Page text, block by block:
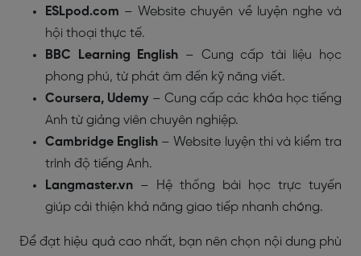
ESLpod.com – Website chuyên về luyện nghe và
hội thoại thực tế.
BBC Learning English – Cung cấp tài liệu học
phong phú, từ phát âm đến kỹ năng viết.
Coursera, Udemy – Cung cấp các khóa học tiếng
Anh từ giảng viên chuyên nghiệp.
Cambridge English – Website luyện thi và kiểm tra
trình độ tiếng Anh.
Langmaster.vn – Hệ thống bài học trực tuyến
giúp cải thiện khả năng giao tiếp nhanh chóng.
Để đạt hiệu quả cao nhất, bạn nên chọn nội dung phù